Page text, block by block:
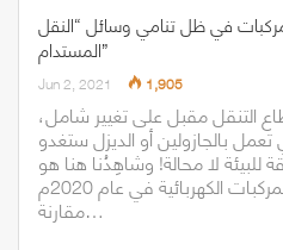
في ظل تنامي وسائل “النقل
المستدام”
Jun 2, 2021 1,905
التنقل مقبل على تغيير شامل،
تعمل بالجازولين أو الديزل ستغدو
للبيئة لا محالة! وشاهِدُنا هنا هو
تضاعف حصة مبيعات المركبات الكهربائية في عام 2020م
مقارنة…